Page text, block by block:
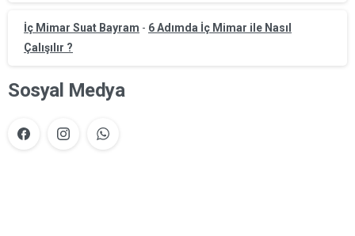
İç Mimar Suat Bayram - 6 Adımda İç Mimar ile Nasıl
Çalışılır ?
Sosyal Medya